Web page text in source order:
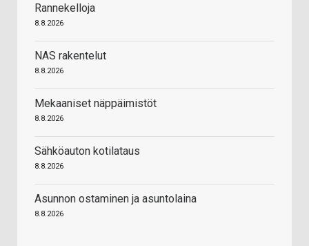
Rannekelloja
8.8.2026
NAS rakentelut
8.8.2026
Mekaaniset näppäimistöt
8.8.2026
Sähköauton kotilataus
8.8.2026
Asunnon ostaminen ja asuntolaina
8.8.2026